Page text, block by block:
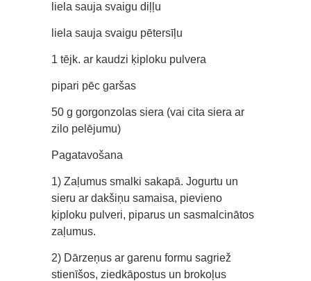
liela sauja svaigu diļļu
liela sauja svaigu pētersīļu
1 tējk. ar kaudzi ķiploku pulvera
pipari pēc garšas
50 g gorgonzolas siera (vai cita siera ar
zilo pelējumu)
Pagatavošana
1) Zaļumus smalki sakapā. Jogurtu un
sieru ar dakšiņu samaisa, pievieno
ķiploku pulveri, piparus un sasmalcinātos
zaļumus.
2) Dārzeņus ar garenu formu sagriež
stienīšos, ziedkāpostus un brokoļus